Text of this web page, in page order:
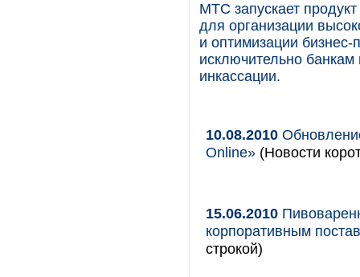
МТС запускает
для организации
и оптимизации
исключительно
инкассации.
10.08.2010
Online» (Новости
15.06.2010
корпоративным
строкой)